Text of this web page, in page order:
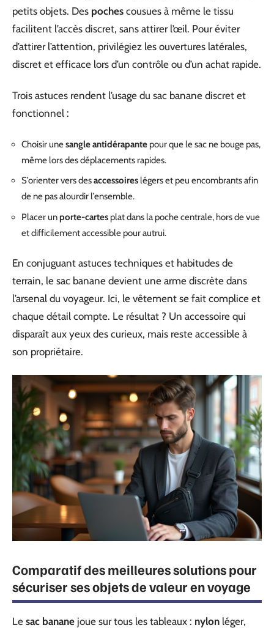
petits objets. Des poches cousues à même le tissu
facilitent l’accès discret, sans attirer l’œil. Pour éviter
d’attirer l’attention, privilégiez les ouvertures latérales,
discret et efficace lors d’un contrôle ou d’un achat rapide.
Trois astuces rendent l’usage du sac banane discret et
fonctionnel :
Choisir unesangle antidérapante pour que le sac ne bouge pas,
même lors des déplacements rapides.
S’orienter vers desaccessoires légers et peu encombrants afin
de ne pas alourdir l’ensemble.
Placer unporte-cartes plat dans la poche centrale, hors de vue
et difficilement accessible pour autrui.
En conjuguant astuces techniques et habitudes de
terrain, le sac banane devient une arme discrète dans
l’arsenal du voyageur. Ici, le vêtement se fait complice et
chaque détail compte. Le résultat ? Un accessoire qui
disparaît aux yeux des curieux, mais reste accessible à
son propriétaire.
Comparatif des meilleures solutions pour
sécuriser ses objets de valeur en voyage
Le sac banane joue sur tous les tableaux : nylon léger,